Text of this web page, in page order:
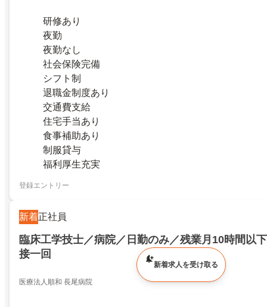
研修あり
夜勤
夜勤なし
社会保険完備
シフト制
退職金制度あり
交通費支給
住宅手当あり
食事補助あり
制服貸与
福利厚生充実
登録エントリー
新着正社員
臨床工学技士／病院／日勤のみ／残業月10時間以
接一回
医療法人順和 長尾病院
新着求人を受け取る